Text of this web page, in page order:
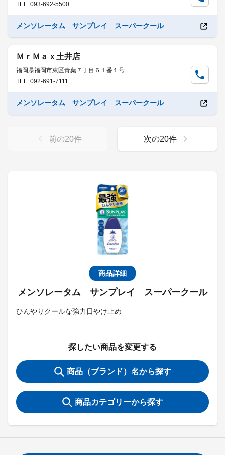
商品詳細
メンソレータム サンプレイ スーパークール
ひんやりクールな強力日やけ止め
探したい商品を変更する
商品（ブランド）名から探す
商品カテゴリーから探す
TEL: 093-692-5500
メンソレータム サンプレイ スーパークール
ＭｒＭａｘ土井店
福岡県福岡市東区青葉７丁目６１番１号
TEL: 092-691-7111
メンソレータム サンプレイ スーパークール
前の20件 次の20件